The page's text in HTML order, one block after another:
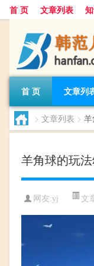
首 页 文章列表
首 页 文章列
> 文章列表 > 羊
羊角球的玩
网友:yj 文